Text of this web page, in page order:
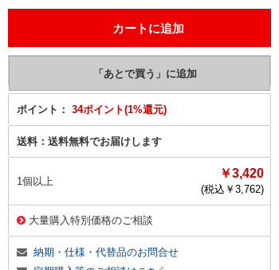
ポイント： 34ポイント(1%還元)
送料： 送料無料でお届けします
1個以上
￥3,420
(税込￥ 3,762)
大量購入特別価格のご相談
納期・仕様・代替品のお問合せ